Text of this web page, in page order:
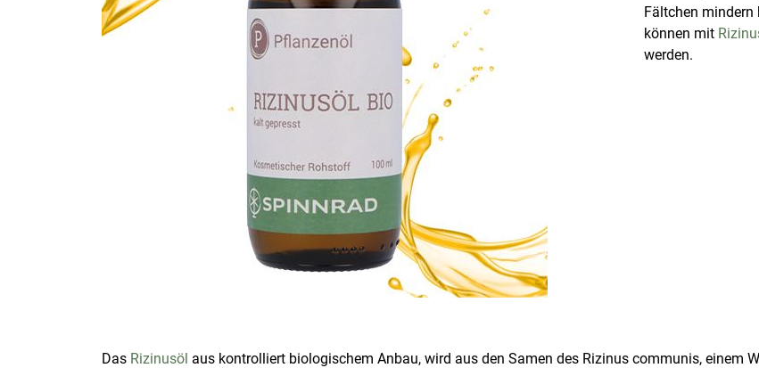
Fältchen mindern
können mit
werden.
Das Rizinusöl aus kontrolliert biologischem Anbau, wird aus den Samen des Rizinus communis, einem